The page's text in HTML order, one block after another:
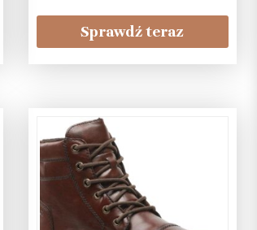
Sprawdź teraz